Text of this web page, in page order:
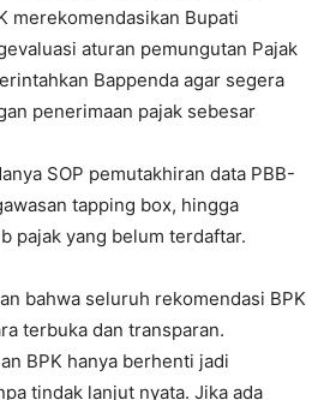
merekomendasikan Bupati
aturan pemungutan Pajak
Bappenda agar segera
penerimaan pajak sebesar
SOP pemutakhiran data PBB-
tapping box, hingga
pajak yang belum terdaftar.
bahwa seluruh rekomendasi BPK
terbuka dan transparan.
BPK hanya berhenti jadi
tindak lanjut nyata. Jika ada